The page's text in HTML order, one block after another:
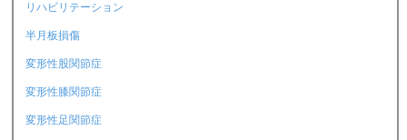
リハビリテーション
半月板損傷
変形性股関節症
変形性膝関節症
変形性足関節症